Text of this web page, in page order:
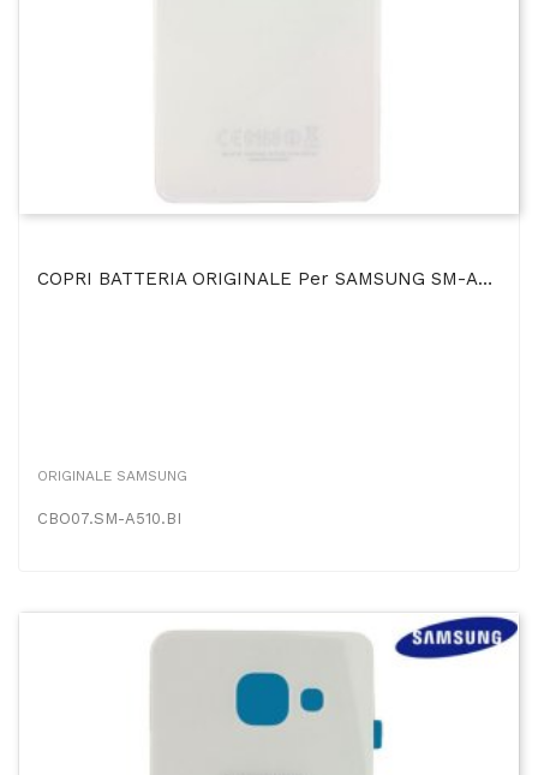
COPRI BATTERIA ORIGINALE Per SAMSUNG SM-A510 GALAXY A5 (2016) COLORE BIANCO BULK
ORIGINALE SAMSUNG
CBO07.SM-A510.BI